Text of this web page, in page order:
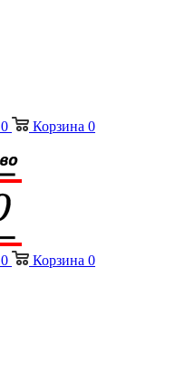
0 Корзина 0
0 Корзина 0